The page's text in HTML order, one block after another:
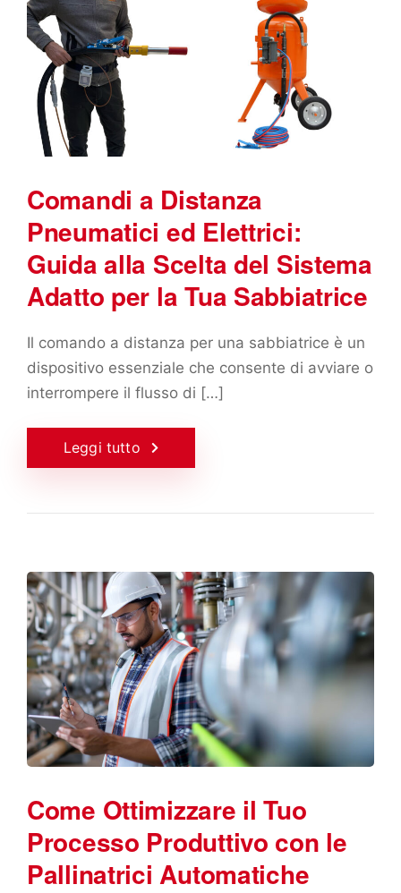
Comandi a Distanza
Pneumatici ed Elettrici:
Guida alla Scelta del Sistema
Adatto per la Tua Sabbiatrice
Il comando a distanza per una sabbiatrice è un
dispositivo essenziale che consente di avviare o
interrompere il flusso di […]
Leggi tutto
Come Ottimizzare il Tuo
Processo Produttivo con le
Pallinatrici Automatiche